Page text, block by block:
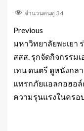
จำนวนคนดู 34
Previous
มหาวิทยาลัยพะเยา
สสส. รุกจัดกิจกรรมเ
เทน ดนตรี ดูหนังกล
แทรกภัยแอลกอฮอล์
ความรุนแรงในครอ